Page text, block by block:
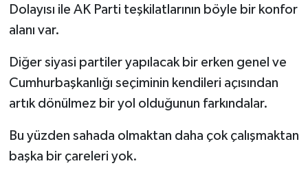
Dolayısı ile AK Parti teşkilatlarının böyle bir konfor
alanı var.
Diğer siyasi partiler yapılacak bir erken genel ve
Cumhurbaşkanlığı seçiminin kendileri açısından
artık dönülmez bir yol olduğunun farkındalar.
Bu yüzden sahada olmaktan daha çok çalışmaktan
başka bir çareleri yok.